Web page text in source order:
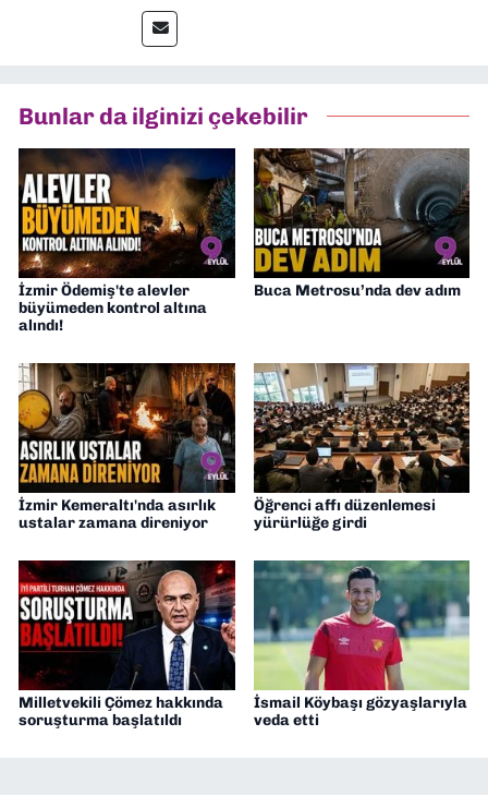
İletişim” üzerine yüksek lisans eğitimimi
tamamladım. Halen aynı anabilim dalında
Müdürü” olarak görev almaktayım. Hak
odaklı haberciliğe dair çalışmalar
yapıyorum
Bunlar da ilginizi çekebilir
İzmir Ödemiş'te alevler
büyümeden kontrol altına
alındı!
Buca Metrosu’nda dev adım
İzmir Kemeraltı'nda asırlık
ustalar zamana direniyor
Öğrenci affı düzenlemesi
yürürlüğe girdi
Milletvekili Çömez hakkında
soruşturma başlatıldı
İsmail Köybaşı gözyaşlarıyla
veda etti